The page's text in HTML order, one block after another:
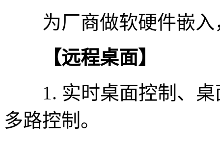
为厂商做软硬件嵌入
【远程桌面】
1. 实时桌面控制、桌
多路控制。